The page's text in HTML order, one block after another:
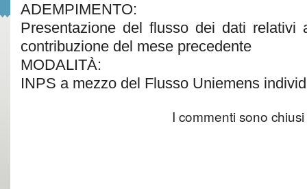
ADEMPIMENTO:
Presentazione del flusso dei dati relativi
contribuzione del mese precedente
MODALITÀ:
INPS a mezzo del Flusso Uniemens
I commenti sono chiusi